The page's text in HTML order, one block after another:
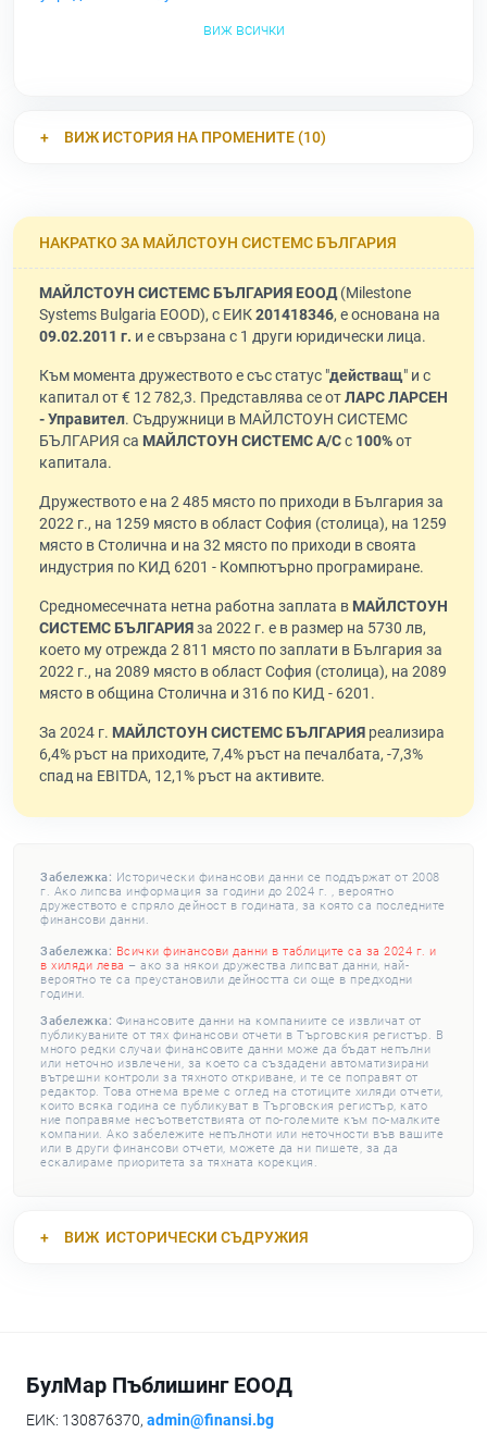
виж всички
ВИЖ ИСТОРИЯ НА ПРОМЕНИТЕ (10)
НАКРАТКО ЗА МАЙЛСТОУН СИСТЕМС БЪЛГАРИЯ
МАЙЛСТОУН СИСТЕМС БЪЛГАРИЯ ЕООД(Milestone
Systems Bulgaria EOOD), с ЕИК201418346, е основана на
09.02.2011 г. и е свързана с 1 други юридически лица.
Към момента дружеството е със статус "действащ" и с
капитал от € 12 782,3. Представлява се отЛАРС ЛАРСЕН
- Управител. Съдружници в МАЙЛСТОУН СИСТЕМС
БЪЛГАРИЯ са МАЙЛСТОУН СИСТЕМС А/Сс 100%от
капитала.
Дружеството е на 2 485 място по приходи в България за
2022 г., на 1259 място в област София (столица), на 1259
място в Столична и на 32 място по приходи в своята
индустрия по КИД 6201 - Компютърно програмиране.
Средномесечната нетна работна заплата в МАЙЛСТОУН
СИСТЕМС БЪЛГАРИЯза 2022 г. е в размер на 5730 лв,
което му отрежда 2 811 място по заплати в България за
2022 г., на 2089 място в област София (столица), на 2089
място в община Столична и 316 по КИД - 6201.
За 2024 г. МАЙЛСТОУН СИСТЕМС БЪЛГАРИЯ реализира
6,4% ръст на приходите, 7,4% ръст на печалбата, -7,3%
спад на EBITDA, 12,1% ръст на активите.
Забележка: Исторически финансови данни се поддържат от 2008
г. Ако липсва информация за години до 2024 г. , вероятно
дружеството е спряло дейност в годината, за която са последните
финансови данни.
Забележка: Всички финансови данни в таблиците са за 2024 г. и
в хиляди лева – ако за някои дружества липсват данни, най-
вероятно те са преустановили дейността си още в предходни
години.
Забележка: Финансовите данни на компаниите се извличат от
публикуваните от тях финансови отчети в Търговския регистър. В
много редки случаи финансовите данни може да бъдат непълни
или неточно извлечени, за което са създадени автоматизирани
вътрешни контроли за тяхното откриване, и те се поправят от
редактор. Това отнема време с оглед на стотиците хиляди отчети,
които всяка година се публикуват в Търговския регистър, като
ние поправяме несъответствията от по-големите към по-малките
компании. Ако забележите непълноти или неточности във вашите
или в други финансови отчети, можете да ни пишете, за да
ескалираме приоритета за тяхната корекция.
ВИЖ ИСТОРИЧЕСКИ СЪДРУЖИЯ
БулМар Пъблишинг ЕООД
ЕИК: 130876370, admin@finansi.bg